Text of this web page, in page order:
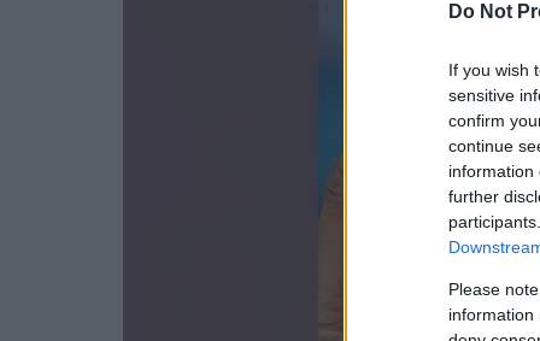
Do Not
If you wish
sensitive
confirm
continue
information
further
Please
information